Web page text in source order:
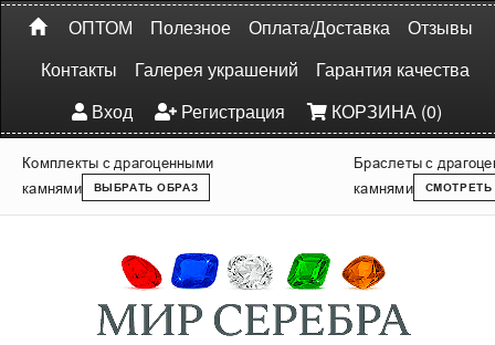
ОПТОМ Полезное Оплата/Доставка
Отзывы
Контакты
Галерея украшений
Гарантия качества
Вход
Регистрация КОРЗИНА (0)
Комплекты с драгоценными
камнями
ВЫБРАТЬ ОБРАЗ
Браслеты с
камнями
СМОТРЕТЬ